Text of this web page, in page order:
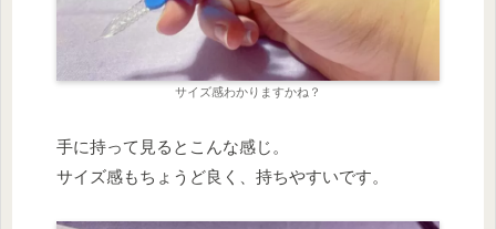
サイズ感わかりますかね？
手に持って見るとこんな感じ。
サイズ感もちょうど良く、持ちやすいです。